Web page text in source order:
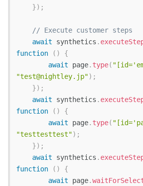
}) ;
// Execute customer steps
await synthetics .
function
( )
{
await page. type(
"test@nightley.jp") ;
}) ;
await synthetics .
function
( )
{
await page. type(
"testtesttest") ;
}) ;
await synthetics .
function
( )
{
await page.